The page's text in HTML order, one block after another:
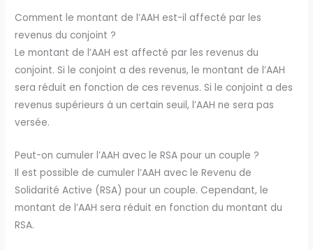
Comment le montant de l’AAH est-il affecté par les
revenus du conjoint ?
Le montant de l’AAH est affecté par les revenus du
conjoint. Si le conjoint a des revenus, le montant de l’AAH
sera réduit en fonction de ces revenus. Si le conjoint a des
revenus supérieurs à un certain seuil, l’AAH ne sera pas
versée.
Peut-on cumuler l’AAH avec le RSA pour un couple ?
Il est possible de cumuler l’AAH avec le Revenu de
Solidarité Active (RSA) pour un couple. Cependant, le
montant de l’AAH sera réduit en fonction du montant du
RSA.